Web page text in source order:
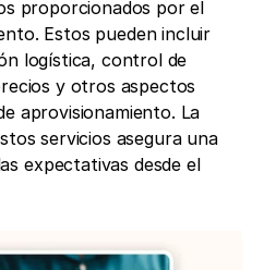
proporcionados por el
Estos pueden incluir
logística, control de
y otros aspectos
aprovisionamiento. La
servicios asegura una
expectativas desde el